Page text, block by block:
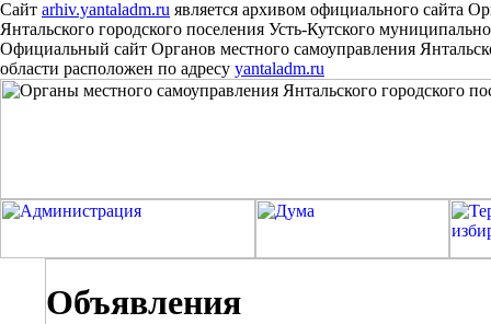
Сайт arhiv.yantaladm.ru является архивом официального сайта
Янтальского городского поселения Усть-Кутского
Официальный сайт Органов местного самоуправления
области расположен по адресу yantaladm.ru
Объявления